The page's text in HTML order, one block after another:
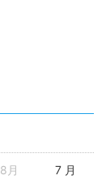
8月 7 月